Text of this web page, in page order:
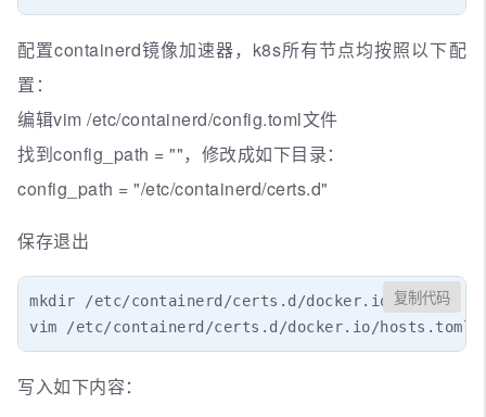
配置containerd镜像加速器，k8s所有节点均按照以下配
置：
编辑vim /etc/containerd/config.toml文件
找到config_path = ""，修改成如下目录：
config_path = "/etc/containerd/certs.d"
保存退出
mkdir /etc/containerd/certs.d/docker.io/ -p
vim /etc/containerd/certs.d/docker.io/hosts.toml
复制代码
写入如下内容：